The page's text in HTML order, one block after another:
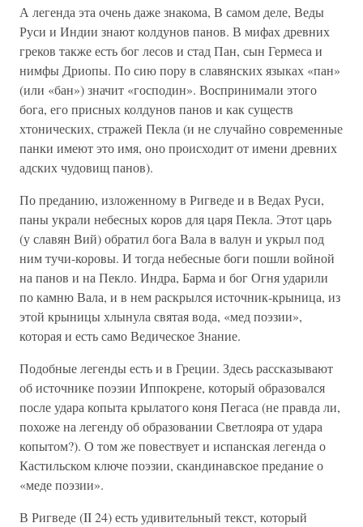
А легенда эта очень даже знакома, В самом деле, Веды
Руси и Индии знают колдунов панов. В мифах древних
греков также есть бог лесов и стад Пан, сын Гермеса и
нимфы Дриопы. По сию пору в славянских языках «пан»
(или «бан») значит «господин». Воспринимали этого
бога, его присных колдунов панов и как существ
хтонических, стражей Пекла (и не случайно современные
панки имеют это имя, оно происходит от имени древних
адских чудовищ панов).
По преданию, изложенному в Ригведе и в Ведах Руси,
паны украли небесных коров для царя Пекла. Этот царь
(у славян Вий) обратил бога Вала в валун и укрыл под
ним тучи-коровы. И тогда небесные боги пошли войной
на панов и на Пекло. Индра, Барма и бог Огня ударили
по камню Вала, и в нем раскрылся источник-крыница, из
этой крыницы хлынула святая вода, «мед поэзии»,
которая и есть само Ведическое Знание.
Подобные легенды есть и в Греции. Здесь рассказывают
об источнике поэзии Иппокрене, который образовался
после удара копыта крылатого коня Пегаса (не правда ли,
похоже на легенду об образовании Светлояра от удара
копытом?). О том же повествует и испанская легенда о
Кастильском ключе поэзии, скандинавское предание о
«меде поэзии».
В Ригведе (II 24) есть удивительный текст, который